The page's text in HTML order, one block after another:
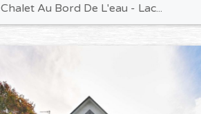
Chalet Au Bord De L'eau - Lac...